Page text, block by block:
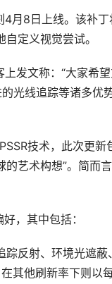
月8日上线。该补
定义视觉尝试。
发文称：“大家希
光线追踪等诸多优
技术，此次更新
艺术构想”。简而
，其中包括：
反射、环境光遮
其他刷新率下则以